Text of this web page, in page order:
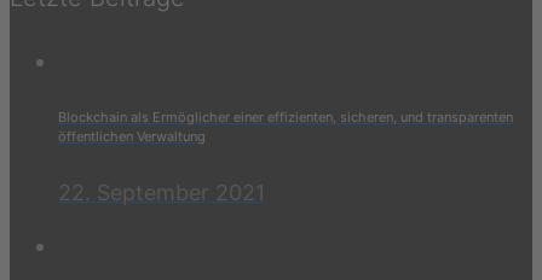
Blockchain als Ermöglicher einer effizienten, sicheren, und transparenten
öffentlichen Verwaltung
22. September 2021